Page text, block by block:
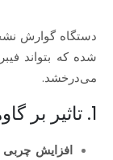
دستگاه گوارش
شده که بتواند
می‌درخشد.
1. تاثیر بر گاوهای شیری
افزایش